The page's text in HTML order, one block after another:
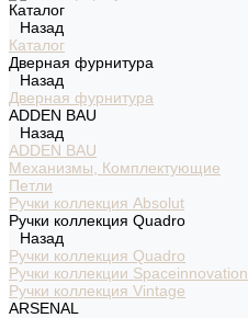
Каталог
Назад
Каталог
Дверная фурнитура
Назад
Дверная фурнитура
ADDEN BAU
Назад
ADDEN BAU
Механизмы, Комплектующие
Петли
Ручки коллекция Absolut
Ручки коллекция Quadro
Назад
Ручки коллекция Quadro
Ручки коллекции Spaceinnovation
Ручки коллекция Vintage
ARSENAL